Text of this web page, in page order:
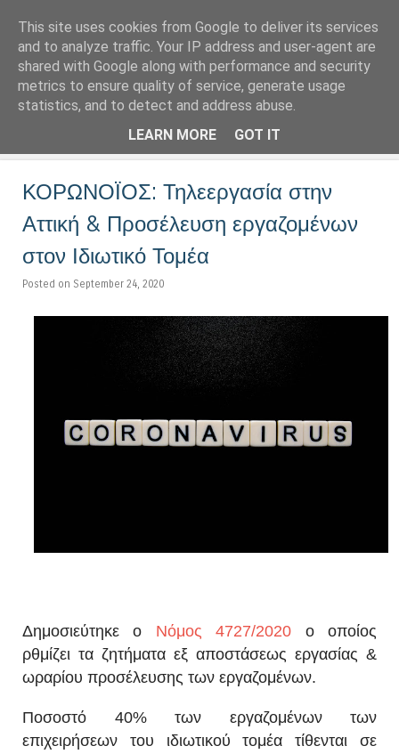
LoNinja.gr
Menu
ΚΟΡΩΝΟΪΟΣ: Τηλεεργασία στην
Αττική & Προσέλευση εργαζομένων
στον Ιδιωτικό Τομέα
Posted on September 24, 2020
Δημοσιεύτηκε ο Νόμος 4727/2020 ο οποίος
ρθμίζει τα ζητήματα εξ αποστάσεως εργασίας &
ωραρίου προσέλευσης των εργαζομένων.
Ποσοστό 40% των εργαζομένων των
επιχειρήσεων του ιδιωτικού τομέα τίθενται σε
This site uses cookies from Google to deliver its services
and to analyze traffic. Your IP address and user-agent are
shared with Google along with performance and security
metrics to ensure quality of service, generate usage
statistics, and to detect and address abuse.
LEARN MORE
GOT IT